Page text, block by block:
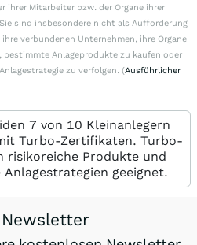
ihrer Mitarbeiter bzw. der Organe ihrer
sind insbesondere nicht als Aufforderung
verbundenen Unternehmen, ihre Organe
Anlageprodukte zu kaufen oder
zu verfolgen. (Ausführlicher
7 von 10 Kleinanlegern
Turbo-Zertifikaten. Turbo-
risikoreiche Produkte und
geeignet.
Newsletter